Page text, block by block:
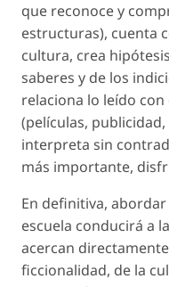
que reconoce y
estructuras), cuenta
cultura, crea
saberes y de los
relaciona lo leído
(películas,
interpreta sin
más importante,
En definitiva,
escuela conducirá a
acercan
ficcionalidad, de la